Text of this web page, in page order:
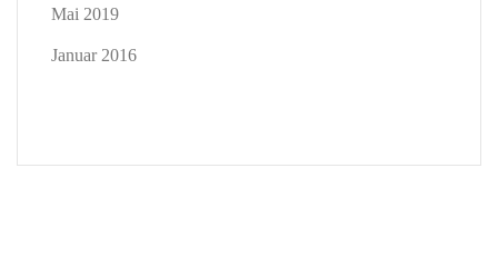
Mai 2019
Januar 2016